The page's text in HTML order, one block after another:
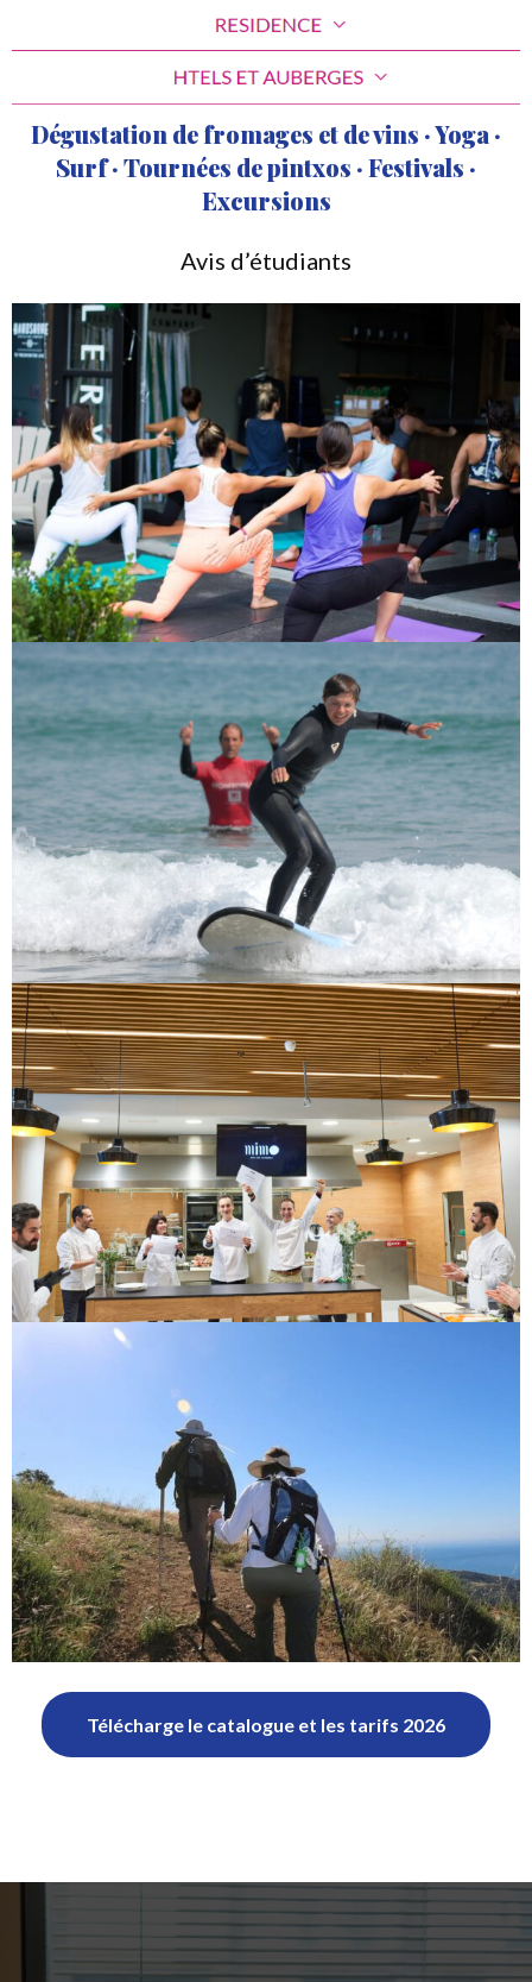
Dégustation de fromages et de vins · Yoga ·
Surf · Tournées de pintxos · Festivals ·
Excursions
Avis d’étudiants
Télécharge le catalogue et les tarifs 2026